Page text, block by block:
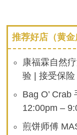
推荐好店（黄金
康福霖自然
验 | 接受保
Bag O’ Crab
12:00pm –
煎饼师傅